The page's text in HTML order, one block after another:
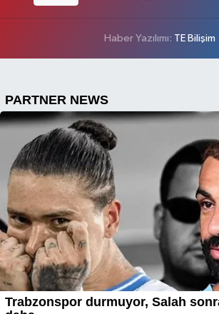
Haber Yazılımı: TE Bilişim